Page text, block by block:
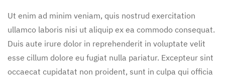
Ut enim ad minim veniam, quis nostrud exercitation
ullamco laboris nisi ut aliquip ex ea commodo consequat.
Duis aute irure dolor in reprehenderit in voluptate velit
esse cillum dolore eu fugiat nulla pariatur. Excepteur sint
occaecat cupidatat non proident, sunt in culpa qui officia